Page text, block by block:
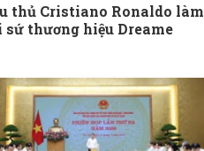
thủ Cristiano Ronaldo làm
sứ thương hiệu Dreame